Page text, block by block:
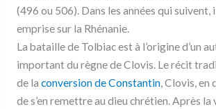
(496 ou 506). Dans les années qui suivent,
emprise sur la Rhénanie.
La bataille de Tolbiac est à l’origine d’un
important du règne de Clovis. Le récit
de la conversion de Constantin, Clovis, en
de s’en remettre au dieu chrétien. Après